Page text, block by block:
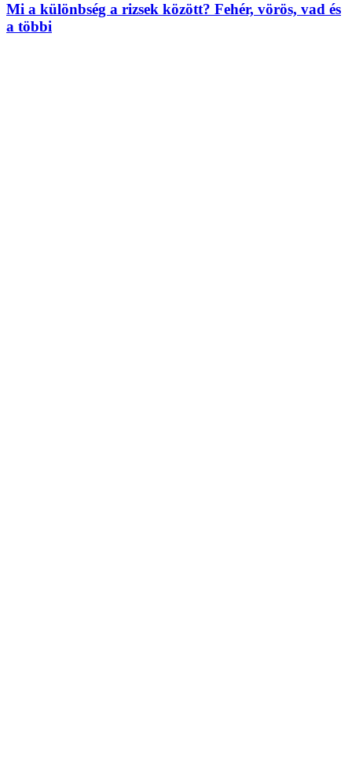
Mi a különbség a rizsek között? Fehér, vörös, vad és
a többi